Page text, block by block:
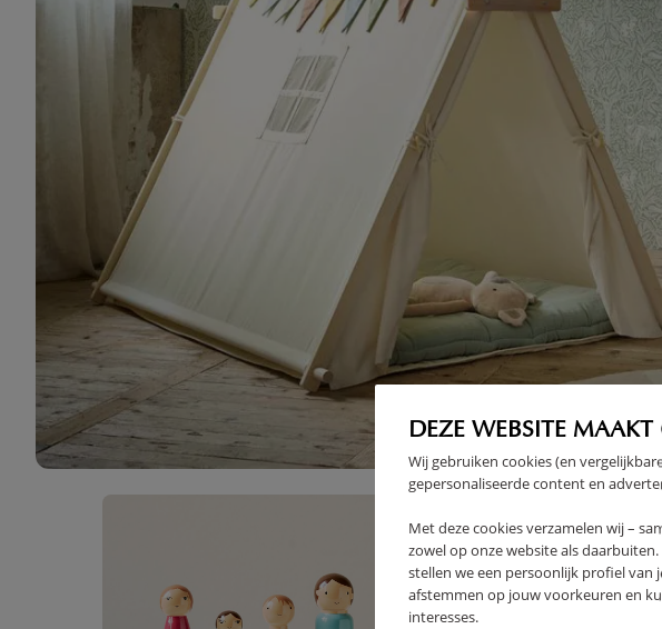
DEZE WEBSITE
Wij gebruiken cookies (en
gepersonaliseerde content en
Met deze cookies verzamelen wij –
zowel op onze website als
stellen we een persoonlijk profiel van
afstemmen op jouw voorkeuren en
interesses.
High-contrast mode
SOUVENT ACHETÉS ENSEMBLE